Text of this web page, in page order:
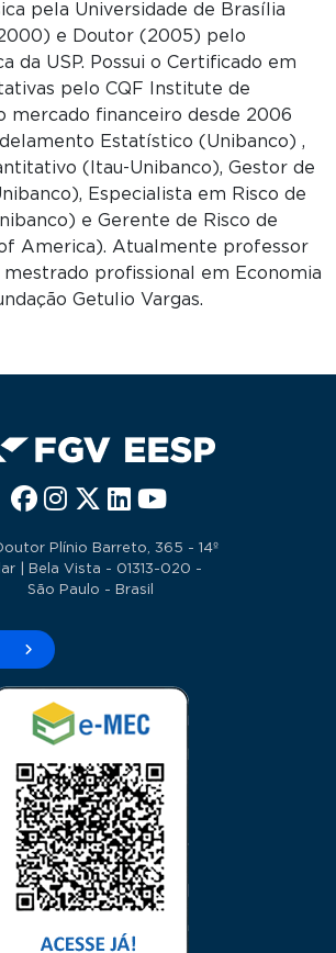
pela Universidade de Brasília
e Doutor (2005) pelo
da USP. Possui o Certificado em
pelo CQF Institute de
mercado financeiro desde 2006
Estatístico (Unibanco) ,
(Itau-Unibanco), Gestor de
Especialista em Risco de
e Gerente de Risco de
America). Atualmente professor
profissional em Economia
Getulio Vargas.
Plínio Barreto, 365 - 14º
| Bela Vista - 01313-020 -
São Paulo - Brasil